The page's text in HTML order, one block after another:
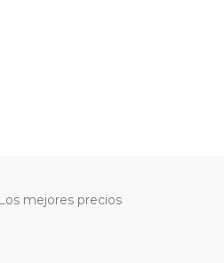
Los mejores precios